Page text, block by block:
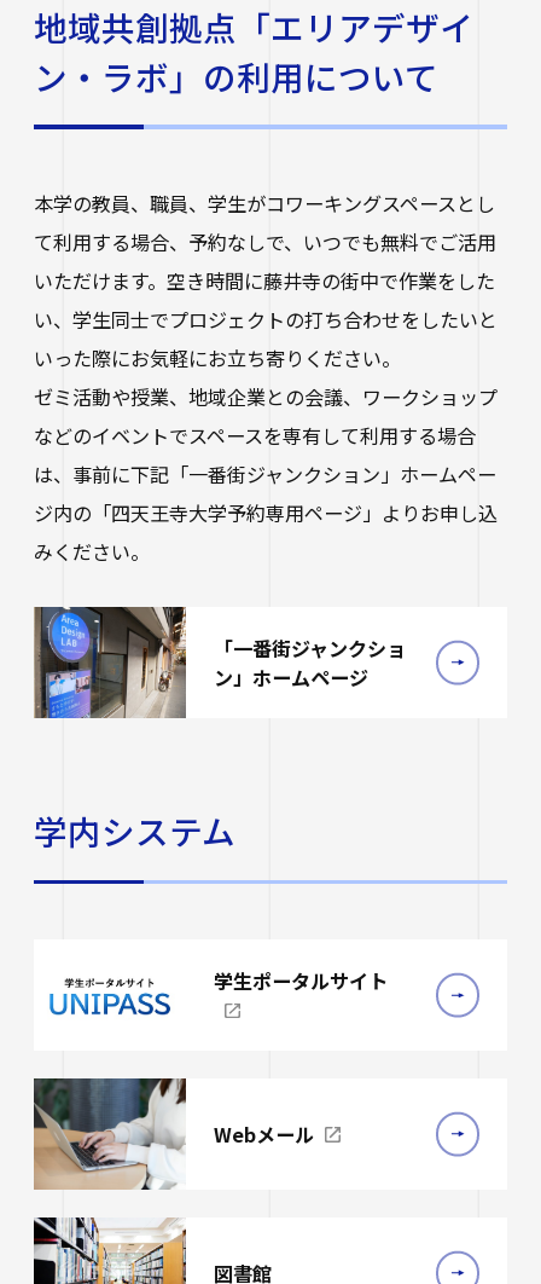
地域共創拠点「エリアデザイ
ン・ラボ」の利用について
本学の教員、職員、学生がコワーキングスペースとし
て利用する場合、予約なしで、いつでも無料でご活用
いただけます。空き時間に藤井寺の街中で作業をした
い、学生同士でプロジェクトの打ち合わせをしたいと
いった際にお気軽にお立ち寄りください。
ゼミ活動や授業、地域企業との会議、ワークショップ
などのイベントでスペースを専有して利用する場合
は、事前に下記「一番街ジャンクション」ホームペー
ジ内の「四天王寺大学予約専用ページ」よりお申し込
みください。
「一番街ジャンクショ
ン」ホームページ
学内システム
学生ポータルサイト
Webメール
図書館